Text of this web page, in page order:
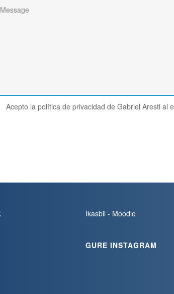
Acepto la política de privacidad de Gabriel Aresti al
Ikasbil - Moodle
GURE INSTAGRAM